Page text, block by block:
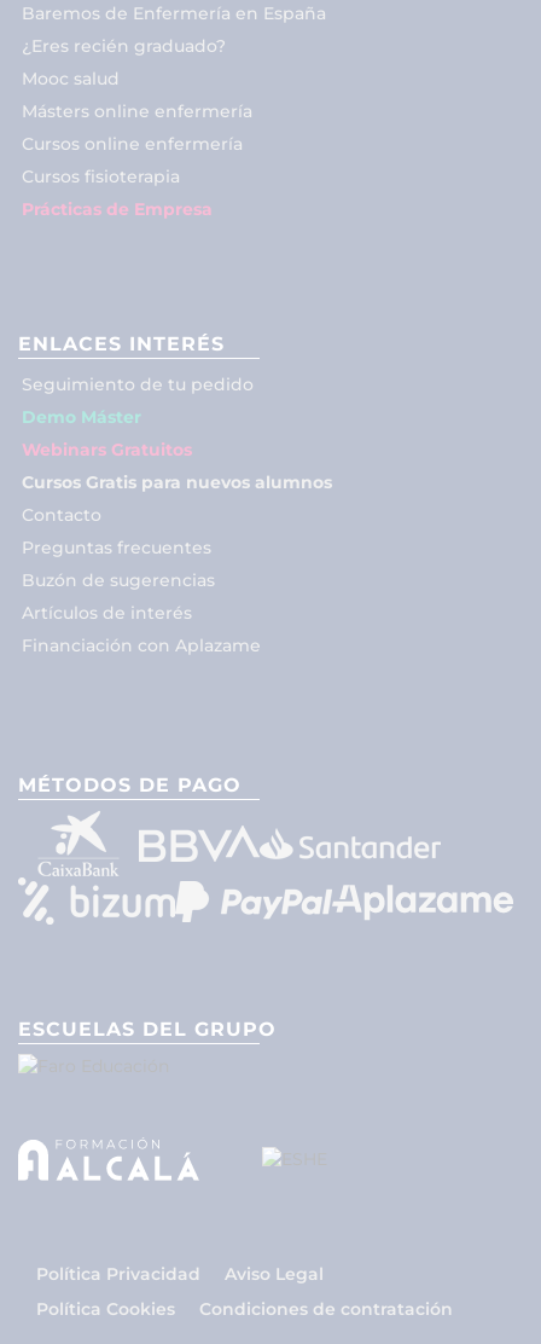
Baremos de Enfermería en España
¿Eres recién graduado?
Mooc salud
Másters online enfermería
Cursos online enfermería
Cursos fisioterapia
Prácticas de Empresa
ENLACES INTERÉS
Seguimiento de tu pedido
Demo Máster
Webinars Gratuitos
Cursos Gratis para nuevos alumnos
Contacto
Preguntas frecuentes
Buzón de sugerencias
Artículos de interés
Financiación con Aplazame
MÉTODOS DE PAGO
ESCUELAS DEL GRUPO
Política Privacidad
Aviso Legal
Política Cookies
Condiciones de contratación